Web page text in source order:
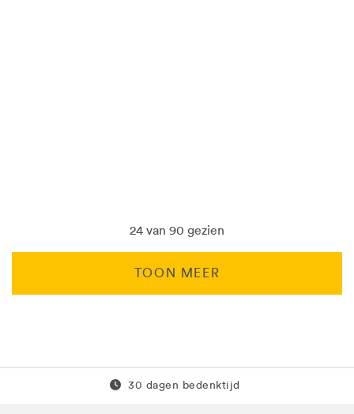
24 van 90 gezien
TOON MEER
Gratis retour
30 dagen bedenktijd